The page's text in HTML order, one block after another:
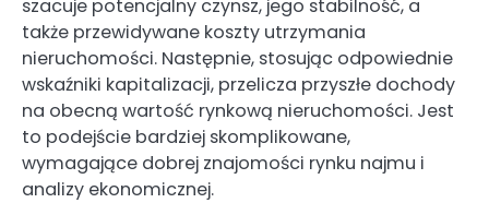
szacuje potencjalny czynsz, jego stabilność, a
także przewidywane koszty utrzymania
nieruchomości. Następnie, stosując odpowiednie
wskaźniki kapitalizacji, przelicza przyszłe dochody
na obecną wartość rynkową nieruchomości. Jest
to podejście bardziej skomplikowane,
wymagające dobrej znajomości rynku najmu i
analizy ekonomicznej.